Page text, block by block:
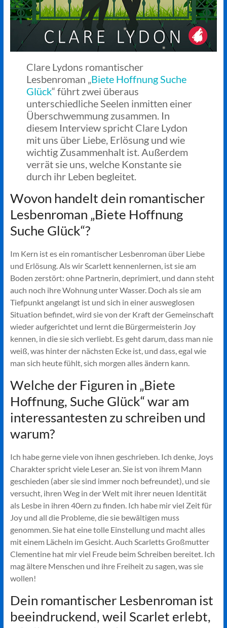
Clare Lydons romantischer
Lesbenroman „Biete Hoffnung Suche
Glück“ führt zwei überaus
unterschiedliche Seelen inmitten einer
Überschwemmung zusammen. In
diesem Interview spricht Clare Lydon
mit uns über Liebe, Erlösung und wie
wichtig Zusammenhalt ist. Außerdem
verrät sie uns, welche Konstante sie
durch ihr Leben begleitet.
Wovon handelt dein romantischer
Lesbenroman „Biete Hoffnung
Suche Glück“?
Im Kern ist es ein romantischer Lesbenroman über Liebe
und Erlösung. Als wir Scarlett kennenlernen, ist sie am
Boden zerstört: ohne Partnerin, deprimiert, und dann steht
auch noch ihre Wohnung unter Wasser. Doch als sie am
Tiefpunkt angelangt ist und sich in einer ausweglosen
Situation befindet, wird sie von der Kraft der Gemeinschaft
wieder aufgerichtet und lernt die Bürgermeisterin Joy
kennen, in die sie sich verliebt. Es geht darum, dass man nie
weiß, was hinter der nächsten Ecke ist, und dass, egal wie
man sich heute fühlt, sich morgen alles ändern kann.
Welche der Figuren in „Biete
Hoffnung, Suche Glück“ war am
interessantesten zu schreiben und
warum?
Ich habe gerne viele von ihnen geschrieben. Ich denke, Joys
Charakter spricht viele Leser an. Sie ist von ihrem Mann
geschieden (aber sie sind immer noch befreundet), und sie
versucht, ihren Weg in der Welt mit ihrer neuen Identität
als Lesbe in ihren 40ern zu finden. Ich habe mir viel Zeit für
Joy und all die Probleme, die sie bewältigen muss
genommen. Sie hat eine tolle Einstellung und macht alles
mit einem Lächeln im Gesicht. Auch Scarletts Großmutter
Clementine hat mir viel Freude beim Schreiben bereitet. Ich
mag ältere Menschen und ihre Freiheit zu sagen, was sie
wollen!
Dein romantischer Lesbenroman ist
beeindruckend, weil Scarlet erlebt,